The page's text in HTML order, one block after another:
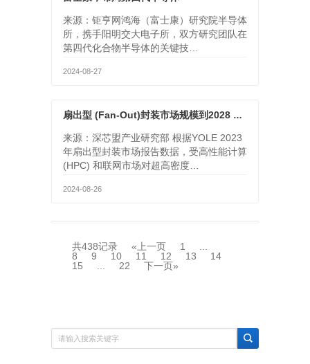
来源：钜亨网鸿海（富士康）研究院半导体
所，携手阳明交大电子所，双方研究团队在
第四代化合物半导体的关键技…
2024-08-27
扇出型 (Fan-Out)封装市场规模到2028 年将达到38 亿美元
来源：深芯盟产业研究部 根据YOLE 2023
年扇出型封装市场报告数据，受高性能计算
(HPC) 和联网市场对超高密度…
2024-08-26
共438记录 «上一页 1
8
9 10 11 12 13
14
15
22 下一页»